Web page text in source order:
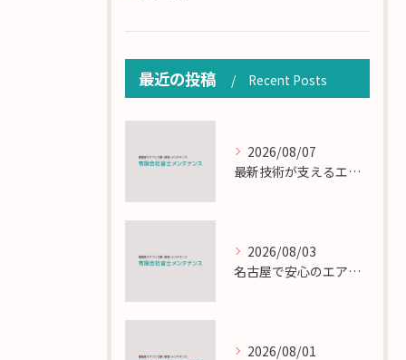
最近の投稿 Recent Posts
2026/08/07
最新技術が支えるエアコン工事の匠の技術解説
2026/08/03
名古屋で安心のエアコン工事と定期メンテナンスの重要性
2026/08/01